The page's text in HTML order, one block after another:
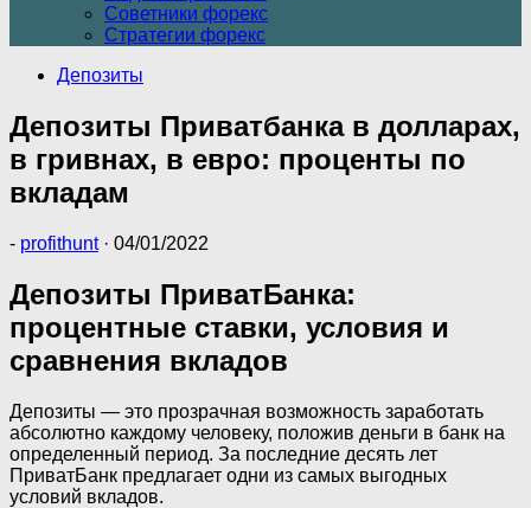
Советники форекс
Стратегии форекс
Депозиты
Депозиты Приватбанка в долларах,
в гривнах, в евро: проценты по
вкладам
- profithunt · 04/01/2022
Депозиты ПриватБанка:
процентные ставки, условия и
сравнения вкладов
Депозиты — это прозрачная возможность заработать
абсолютно каждому человеку, положив деньги в банк на
определенный период. За последние десять лет
ПриватБанк предлагает одни из самых выгодных
условий вкладов.